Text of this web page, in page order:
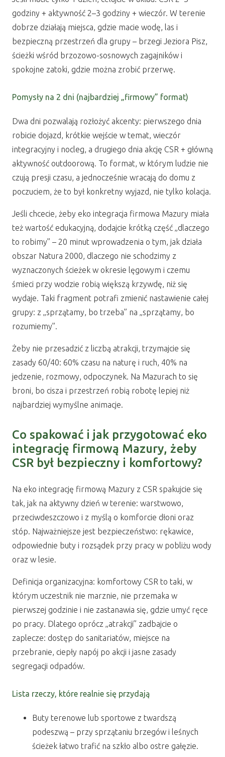
godziny + aktywność 2–3 godziny + wieczór. W terenie
dobrze działają miejsca, gdzie macie wodę, las i
bezpieczną przestrzeń dla grupy – brzegi Jeziora Pisz,
ścieżki wśród brzozowo-sosnowych zagajników i
spokojne zatoki, gdzie można zrobić przerwę.
Pomysły na 2 dni (najbardziej „firmowy” format)
Dwa dni pozwalają rozłożyć akcenty: pierwszego dnia
robicie dojazd, krótkie wejście w temat, wieczór
integracyjny i nocleg, a drugiego dnia akcję CSR + główną
aktywność outdoorową. To format, w którym ludzie nie
czują presji czasu, a jednocześnie wracają do domu z
poczuciem, że to był konkretny wyjazd, nie tylko kolacja.
Jeśli chcecie, żeby eko integracja firmowa Mazury miała
też wartość edukacyjną, dodajcie krótką część „dlaczego
to robimy” – 20 minut wprowadzenia o tym, jak działa
obszar Natura 2000, dlaczego nie schodzimy z
wyznaczonych ścieżek w okresie lęgowym i czemu
śmieci przy wodzie robią większą krzywdę, niż się
wydaje. Taki fragment potrafi zmienić nastawienie całej
grupy: z „sprzątamy, bo trzeba” na „sprzątamy, bo
rozumiemy”.
Żeby nie przesadzić z liczbą atrakcji, trzymajcie się
zasady 60/40: 60% czasu na naturę i ruch, 40% na
jedzenie, rozmowy, odpoczynek. Na Mazurach to się
broni, bo cisza i przestrzeń robią robotę lepiej niż
najbardziej wymyślne animacje.
Co spakować i jak przygotować eko
integrację firmową Mazury, żeby
CSR był bezpieczny i komfortowy?
Na eko integrację firmową Mazury z CSR spakujcie się
tak, jak na aktywny dzień w terenie: warstwowo,
przeciwdeszczowo i z myślą o komforcie dłoni oraz
stóp. Najważniejsze jest bezpieczeństwo: rękawice,
odpowiednie buty i rozsądek przy pracy w pobliżu wody
oraz w lesie.
Definicja organizacyjna: komfortowy CSR to taki, w
którym uczestnik nie marznie, nie przemaka w
pierwszej godzinie i nie zastanawia się, gdzie umyć ręce
po pracy. Dlatego oprócz „atrakcji” zadbajcie o
zaplecze: dostęp do sanitariatów, miejsce na
przebranie, ciepły napój po akcji i jasne zasady
segregacji odpadów.
Lista rzeczy, które realnie się przydają
Buty terenowe lub sportowe z twardszą
podeszwą – przy sprzątaniu brzegów i leśnych
ścieżek łatwo trafić na szkło albo ostre gałęzie.